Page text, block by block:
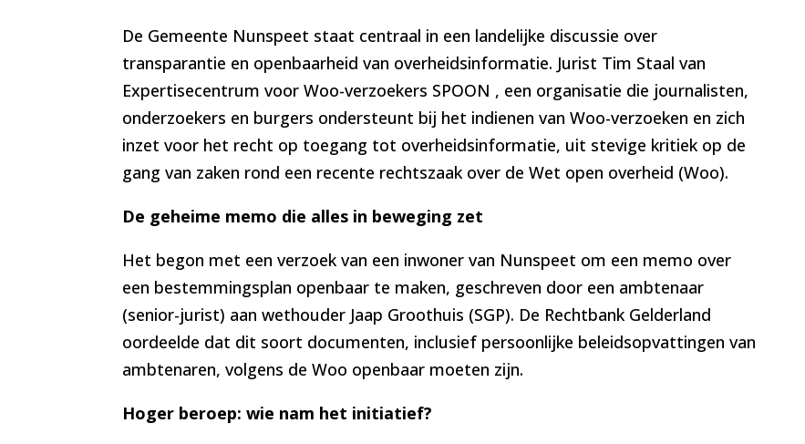
De Gemeente Nunspeet staat centraal in een landelijke discussie over
transparantie en openbaarheid van overheidsinformatie. Jurist Tim Staal van
Expertisecentrum voor Woo-verzoekers SPOON , een organisatie die journalisten,
onderzoekers en burgers ondersteunt bij het indienen van Woo-verzoeken en zich
inzet voor het recht op toegang tot overheidsinformatie, uit stevige kritiek op de
gang van zaken rond een recente rechtszaak over de Wet open overheid (Woo).
De geheime memo die alles in beweging zet
Het begon met een verzoek van een inwoner van Nunspeet om een memo over
een bestemmingsplan openbaar te maken, geschreven door een ambtenaar
(senior-jurist) aan wethouder Jaap Groothuis (SGP). De Rechtbank Gelderland
oordeelde dat dit soort documenten, inclusief persoonlijke beleidsopvattingen van
ambtenaren, volgens de Woo openbaar moeten zijn.
Hoger beroep: wie nam het initiatief?